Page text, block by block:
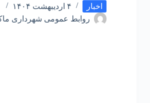
اخبار
۴ اردیبهشت ۱۴۰۴
روابط عمومی شهرداری